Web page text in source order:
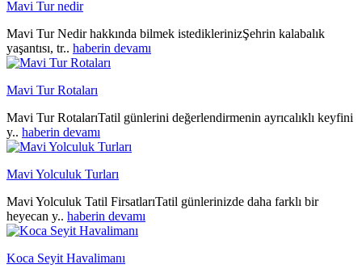
Mavi Tur nedir
Mavi Tur Nedir hakkında bilmek istediklerinizŞehrin kalabalık
yaşantısı, tr.. haberin devamı
Mavi Tur Rotaları
Mavi Tur RotalarıTatil günlerini değerlendirmenin ayrıcalıklı keyfini
y.. haberin devamı
Mavi Yolculuk Turları
Mavi Yolculuk Tatil FirsatlarıTatil günlerinizde daha farklı bir
heyecan y.. haberin devamı
Koca Seyit Havalimanı